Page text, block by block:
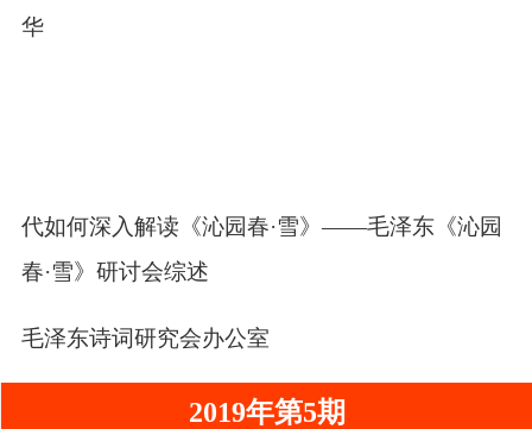
华
代如何深入解读《沁园春·雪》——毛泽东《沁园
春·雪》研讨会综述
毛泽东诗词研究会办公室
2019年第5期